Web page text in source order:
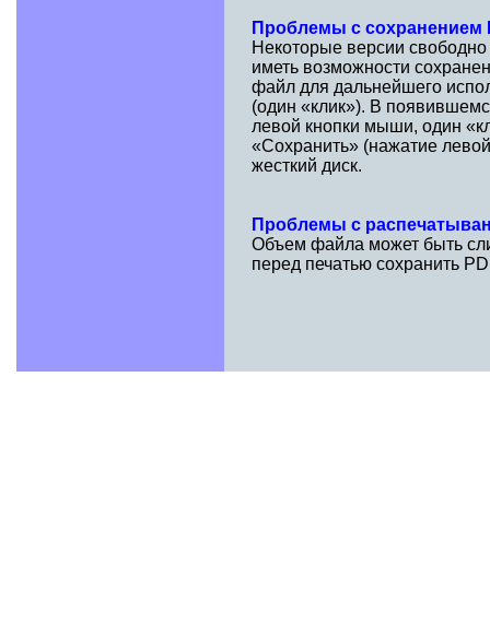
Проблемы с сохранением
Некоторые версии
иметь возможности
файл для дальнейшего
(один «клик»). В
левой кнопки мыши, один
«Сохранить» (нажатие
жесткий диск.
Проблемы с
Объем файла может быть
перед печатью сохранить